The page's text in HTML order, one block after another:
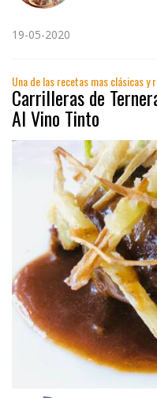
19-05-2020
Una de las recetas mas clásicas y
Carrilleras de
Al Vino Tinto